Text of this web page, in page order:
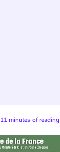
11 minutes of reading